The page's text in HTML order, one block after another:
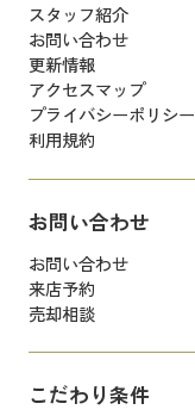
スタッフ紹介
お問い合わせ
更新情報
アクセスマップ
プライバシーポリシー
利用規約
お問い合わせ
お問い合わせ
来店予約
売却相談
こだわり条件